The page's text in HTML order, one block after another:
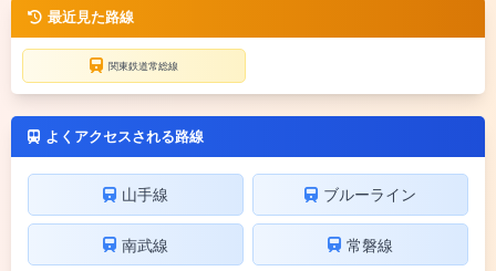
最近見た路線
関東鉄道常総線
よくアクセスされる路線
山手線 ブルーライン
南武線 常磐線